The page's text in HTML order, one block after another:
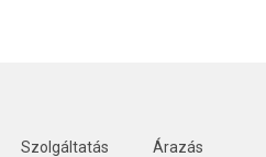
Szolgáltatás Árazás